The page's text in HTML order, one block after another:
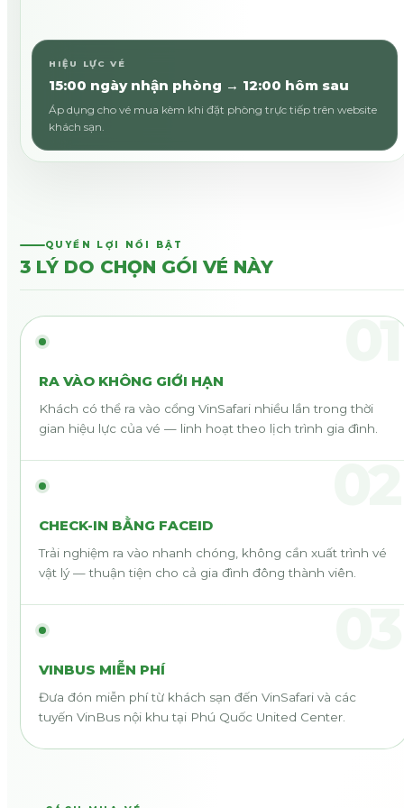
HIỆU LỰC VÉ
15:00 ngày nhận phòng → 12:00 hôm sau
Áp dụng cho vé mua kèm khi đặt phòng trực tiếp trên website
khách sạn.
QUYỀN LỢI NỔI BẬT
3 LÝ DO CHỌN GÓI VÉ NÀY
01
RA VÀO KHÔNG GIỚI HẠN
Khách có thể ra vào cổng VinSafari nhiều lần trong thời
gian hiệu lực của vé — linh hoạt theo lịch trình gia đình.
02
CHECK-IN BẰNG FACEID
Trải nghiệm ra vào nhanh chóng, không cần xuất trình vé
vật lý — thuận tiện cho cả gia đình đông thành viên.
03
VINBUS MIỄN PHÍ
Đưa đón miễn phí từ khách sạn đến VinSafari và các
tuyến VinBus nội khu tại Phú Quốc United Center.